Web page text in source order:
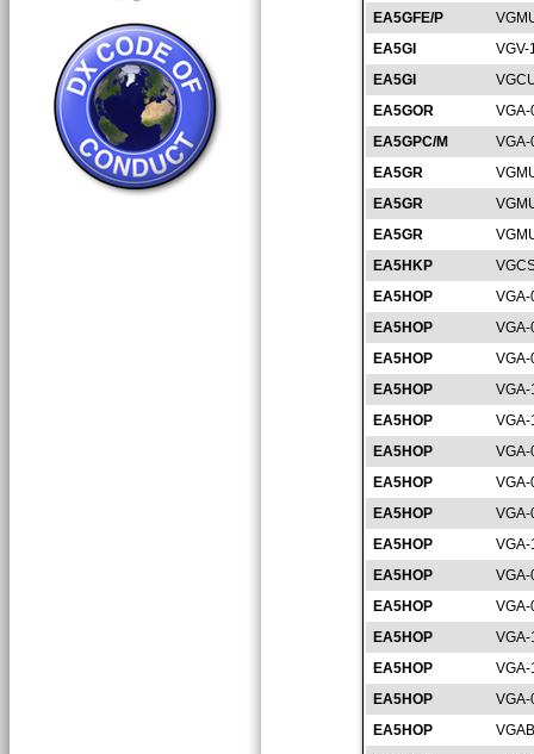
EA5GFE/P
EA5GI
VGV-
EA5GI
EA5GOR
EA5GPC/M
EA5GR
EA5GR
EA5GR
EA5HKP
EA5HOP
EA5HOP
EA5HOP
EA5HOP
EA5HOP
EA5HOP
EA5HOP
EA5HOP
EA5HOP
EA5HOP
EA5HOP
EA5HOP
VGA-
EA5HOP
EA5HOP
EA5HOP